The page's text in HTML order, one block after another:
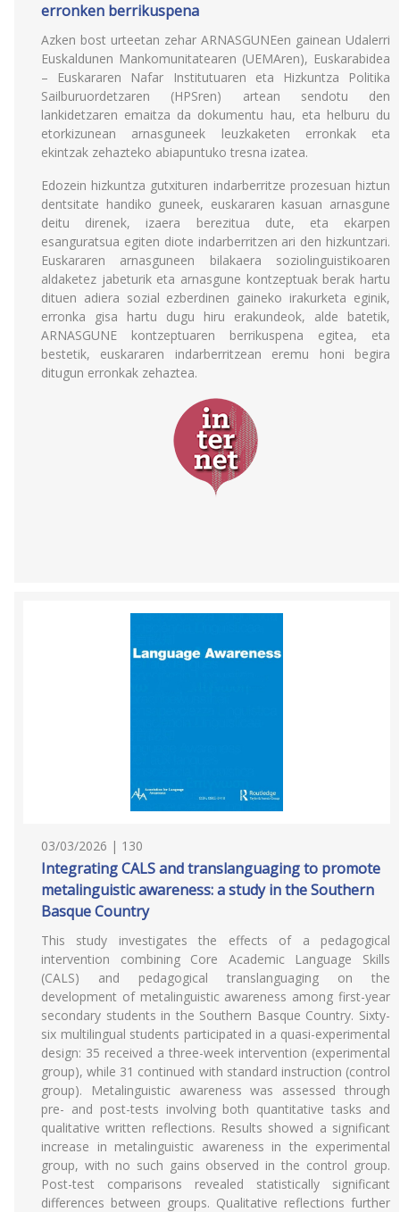
erronken berrikuspena
Azken bost urteetan zehar ARNASGUNEen gainean Udalerri
Euskaldunen Mankomunitatearen (UEMAren), Euskarabidea
– Euskararen Nafar Institutuaren eta Hizkuntza Politika
Sailburuordetzaren (HPSren) artean sendotu den
lankidetzaren emaitza da dokumentu hau, eta helburu du
etorkizunean arnasguneek leuzkaketen erronkak eta
ekintzak zehazteko abiapuntuko tresna izatea.
Edozein hizkuntza gutxituren indarberritze prozesuan hiztun
dentsitate handiko guneek, euskararen kasuan arnasgune
deitu direnek, izaera berezitua dute, eta ekarpen
esanguratsua egiten diote indarberritzen ari den hizkuntzari.
Euskararen arnasguneen bilakaera soziolinguistikoaren
aldaketez jabeturik eta arnasgune kontzeptuak berak hartu
dituen adiera sozial ezberdinen gaineko irakurketa eginik,
erronka gisa hartu dugu hiru erakundeok, alde batetik,
ARNASGUNE kontzeptuaren berrikuspena egitea, eta
bestetik, euskararen indarberritzean eremu honi begira
ditugun erronkak zehaztea.
03/03/2026 | 130
Integrating CALS and translanguaging to promote
metalinguistic awareness: a study in the Southern
Basque Country
This study investigates the effects of a pedagogical
intervention combining Core Academic Language Skills
(CALS) and pedagogical translanguaging on the
development of metalinguistic awareness among first-year
secondary students in the Southern Basque Country. Sixty-
six multilingual students participated in a quasi-experimental
design: 35 received a three-week intervention (experimental
group), while 31 continued with standard instruction (control
group). Metalinguistic awareness was assessed through
pre- and post-tests involving both quantitative tasks and
qualitative written reflections. Results showed a significant
increase in metalinguistic awareness in the experimental
group, with no such gains observed in the control group.
Post-test comparisons revealed statistically significant
differences between groups. Qualitative reflections further